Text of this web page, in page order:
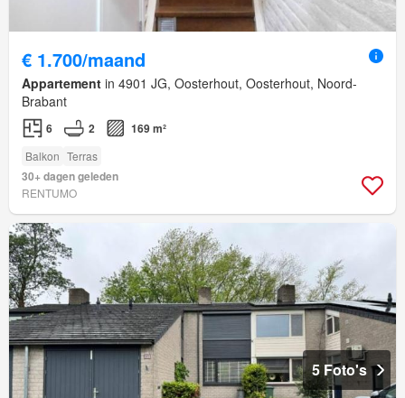
€ 1.700/maand
Appartement in 4901 JG, Oosterhout, Oosterhout, Noord-
Brabant
6 2 169 m²
Balkon Terras
30+ dagen geleden
RENTUMO
5 Foto's